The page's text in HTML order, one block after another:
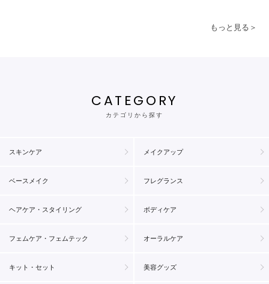
もっと見る＞
CATEGORY
カテゴリから探す
スキンケア メイクアップ
ベースメイク フレグランス
ヘアケア・スタイリング ボディケア
フェムケア・フェムテック オーラルケア
キット・セット 美容グッズ